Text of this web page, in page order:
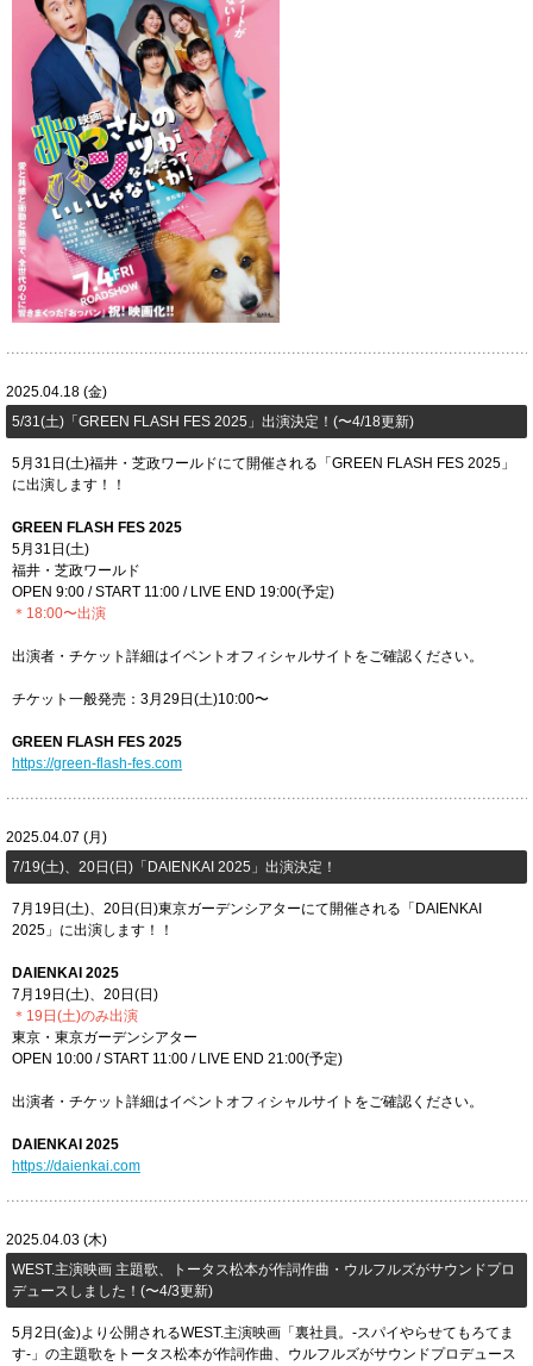
2025.04.18 (金)
5/31(土)「​GREEN FLASH FES 2025」出演決定！(〜4/18更新)
5月31日(土)福井・芝政ワールドにて開催される「GREEN FLASH FES 2025」
に出演します！！
GREEN FLASH FES 2025
5月31日(土)
福井・芝政ワールド
OPEN 9:00 / START 11:00 / LIVE END 19:00(予定)
＊18:00〜出演
出演者・チケット詳細はイベントオフィシャルサイトをご確認ください。
チケット一般発売：3月29日(土)10:00〜
GREEN FLASH FES 2025
https://green-flash-fes.com
2025.04.07 (月)
7/19(土)、20日(日)「​DAIENKAI 2025」出演決定！
7月19日(土)、20日(日)東京ガーデンシアターにて開催される「DAIENKAI
2025」に出演します！！
DAIENKAI 2025
7月19日(土)、20日(日)
＊19日(土)のみ出演
東京・東京ガーデンシアター
OPEN 10:00 / START 11:00 / LIVE END 21:00(予定)
出演者・チケット詳細はイベントオフィシャルサイトをご確認ください。
DAIENKAI 2025
https://daienkai.com
2025.04.03 (木)
WEST.主演映画 主題歌、トータス松本が作詞作曲・ウルフルズがサウンドプロ
デュースしました！(〜4/3更新)
5月2日(金)より公開されるWEST.主演映画「裏社員。-スパイやらせてもろてま
す‐」の主題歌をトータス松本が作詞作曲、ウルフルズがサウンドプロデュース